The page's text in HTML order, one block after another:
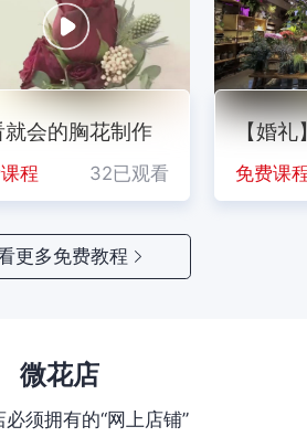
红（B级） 10.07/扎
就会的胸花制作
程 32已观看
【婚礼
免费课
肉手捧花，
备
96已观看
只需四步，
制作手腕花
免费课程
更多免费教程
微花店
须拥有的“网上店铺”